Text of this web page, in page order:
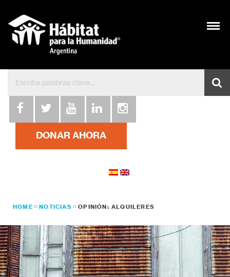
DONAR AHORA
HOME NOTICIAS OPINIÓN: ALQUILERES